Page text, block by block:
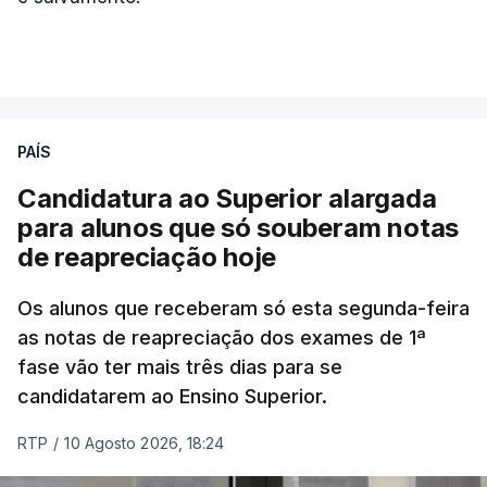
Na cidade de Cali, pelo menos 20 prédios
desabaram, com várias pessoas presas nos
escombros, disse o autarca Alejandro Eder à
agência Reuters.
"Por enquanto, temos pelo menos 20 estruturas
Alejandro Eder à rádio X, acrescentando que pediu
ajuda aos autarcas de Bogotá e de Medellín, a
PAÍS
Candidatura ao Superior alargada
para alunos que só souberam notas
de reapreciação hoje
Os alunos que receberam só esta segunda-feira
as notas de reapreciação dos exames de 1ª
fase vão ter mais três dias para se
candidatarem ao Ensino Superior.
RTP / 10 Agosto 2026, 18:24